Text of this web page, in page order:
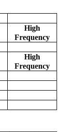
High
Frequency
High
Frequency